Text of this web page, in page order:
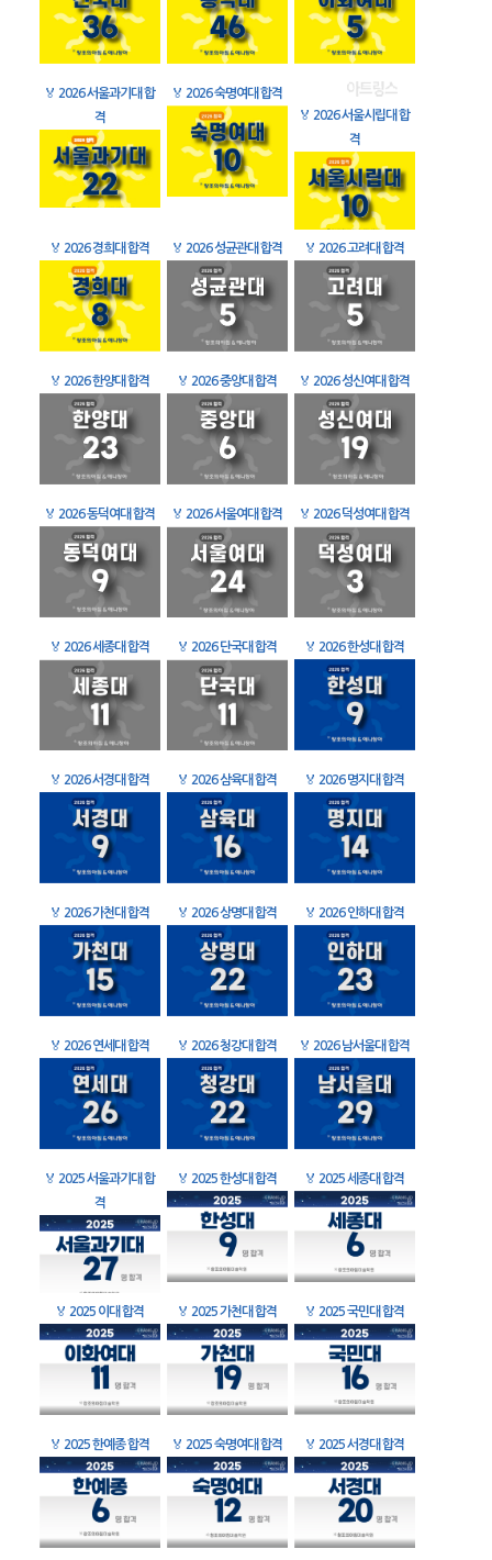
🏅 2026 서울과기대 합
격
🏅 2026 숙명여대 합격
🏅 2026 서울시립대 합
격
🏅 2026 경희대 합격 🏅 2026 성균관대 합격 🏅 2026 고려대 합격
🏅 2026 한양대 합격 🏅 2026 중앙대 합격 🏅 2026 성신여대 합격
🏅 2026 동덕여대 합격 🏅 2026 서울여대 합격 🏅 2026 덕성여대 합격
🏅 2026 세종대 합격 🏅 2026 단국대 합격 🏅 2026 한성대 합격
🏅 2026 서경대 합격 🏅 2026 삼육대 합격 🏅 2026 명지대 합격
🏅 2026 가천대 합격 🏅 2026 상명대 합격 🏅 2026 인하대 합격
🏅 2026 연세대 합격 🏅 2026 청강대 합격 🏅 2026 남서울대 합격
🏅 2025 서울과기대 합
격
🏅 2025 한성대 합격 🏅 2025 세종대 합격
🏅 2025 이대 합격 🏅 2025 가천대 합격 🏅 2025 국민대 합격
🏅 2025 한예종 합격 🏅 2025 숙명여대 합격 🏅 2025 서경대 합격